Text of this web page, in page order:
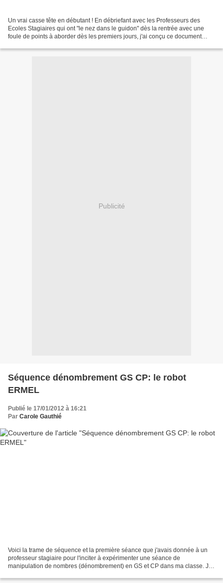
Un vrai casse tête en débutant ! En débriefant avec les Professeurs des
Ecoles Stagiaires qui ont "le nez dans le guidon" dès la rentrée avec une
foule de points à aborder dès les premiers jours, j'ai conçu ce document
Publicité
Séquence dénombrement GS CP: le robot
ERMEL
Publié le 17/01/2012 à 16:21
Par Carole Gauthié
Voici la trame de séquence et la première séance que j'avais donnée à un
professeur stagiaire pour l'inciter à expérimenter une séance de
manipulation de nombres (dénombrement) en GS et CP dans ma classe. Je